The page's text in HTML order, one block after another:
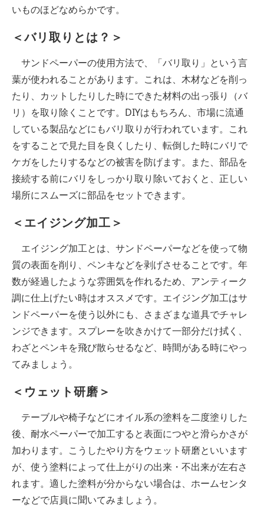
いものほどなめらかです。
＜バリ取りとは？＞
サンドペーパーの使用方法で、「バリ取り」という言
葉が使われることがあります。これは、木材などを削っ
たり、カットしたりした時にできた材料の出っ張り（バ
リ）を取り除くことです。DIYはもちろん、市場に流通
している製品などにもバリ取りが行われています。これ
をすることで見た目を良くしたり、転倒した時にバリで
ケガをしたりするなどの被害を防げます。また、部品を
接続する前にバリをしっかり取り除いておくと、正しい
場所にスムーズに部品をセットできます。
＜エイジング加工＞
エイジング加工とは、サンドペーパーなどを使って物
質の表面を削り、ペンキなどを剥げさせることです。年
数が経過したような雰囲気を作れるため、アンティーク
調に仕上げたい時はオススメです。エイジング加工はサ
ンドペーパーを使う以外にも、さまざまな道具でチャレ
ンジできます。スプレーを吹きかけて一部分だけ拭く、
わざとペンキを飛び散らせるなど、時間がある時にやっ
てみましょう。
＜ウェット研磨＞
テーブルや椅子などにオイル系の塗料を二度塗りした
後、耐水ペーパーで加工すると表面につやと滑らかさが
加わります。こうしたやり方をウェット研磨といいます
が、使う塗料によって仕上がりの出来・不出来が左右さ
れます。適した塗料が分からない場合は、ホームセンタ
ーなどで店員に聞いてみましょう。